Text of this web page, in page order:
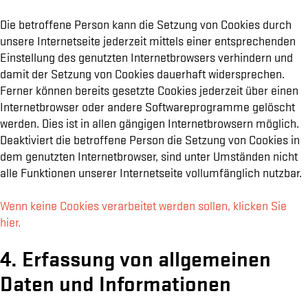
Die betroffene Person kann die Setzung von Cookies durch
unsere Internetseite jederzeit mittels einer entsprechenden
Einstellung des genutzten Internetbrowsers verhindern und
damit der Setzung von Cookies dauerhaft widersprechen.
Ferner können bereits gesetzte Cookies jederzeit über einen
Internetbrowser oder andere Softwareprogramme gelöscht
werden. Dies ist in allen gängigen Internetbrowsern möglich.
Deaktiviert die betroffene Person die Setzung von Cookies in
dem genutzten Internetbrowser, sind unter Umständen nicht
alle Funktionen unserer Internetseite vollumfänglich nutzbar.
Wenn keine Cookies verarbeitet werden sollen, klicken Sie
hier.
4. Erfassung von allgemeinen
Daten und Informationen